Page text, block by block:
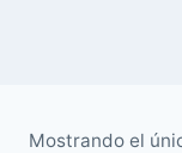
Mostrando el